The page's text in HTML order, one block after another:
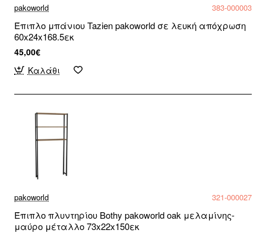
pakoworld 383-000003
Έπιπλο μπάνιου Tazien pakoworld σε λευκή απόχρωση
60x24x168.5εκ
45,00€
Καλάθι
pakoworld 321-000027
Έπιπλο πλυντηρίου Bothy pakoworld oak μελαμίνης-
μαύρο μέταλλο 73x22x150εκ